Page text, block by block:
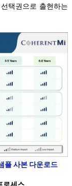
택권으로 출현하는
플 사본 다운로드